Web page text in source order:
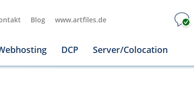
Blog www.artfiles.de
DCP Server/Colocation